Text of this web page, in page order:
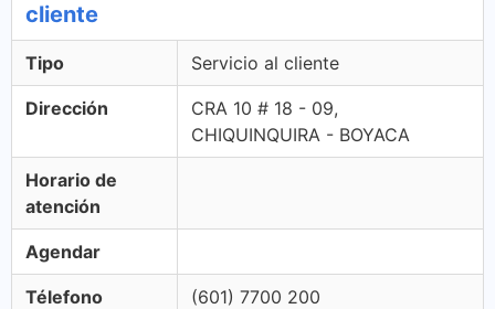
cliente
Tipo Servicio al cliente
Dirección
CRA 10 # 18 - 09,
CHIQUINQUIRA - BOYACA
Horario de
atención
Agendar
Télefono (601) 7700 200